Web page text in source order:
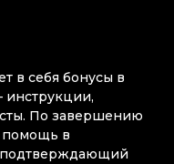
в себя бонусы в
инструкции,
По завершению
помощь в
подтверждающий